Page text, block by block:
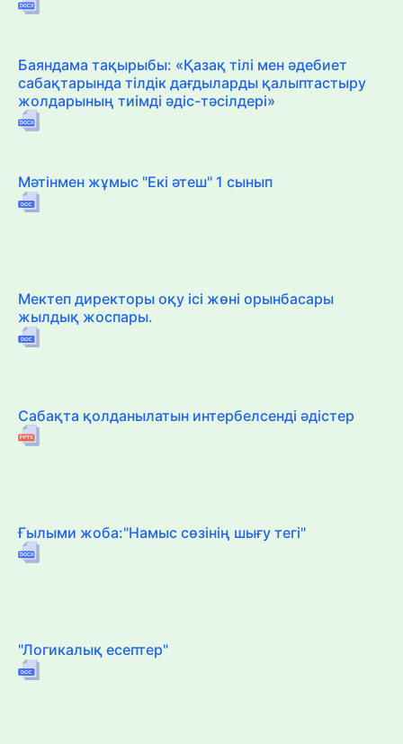
Баяндама тақырыбы: «Қазақ тілі мен әдебиет
сабақтарында тілдік дағдыларды қалыптастыру
жолдарының тиімді әдіс-тәсілдері»
Мәтінмен жұмыс "Екі әтеш" 1 сынып
Мектеп директоры оқу ісі жөні орынбасары
жылдық жоспары.
Сабақта қолданылатын интербелсенді әдістер
Ғылыми жоба:"Намыс сөзінің шығу тегі"
"Логикалық есептер"